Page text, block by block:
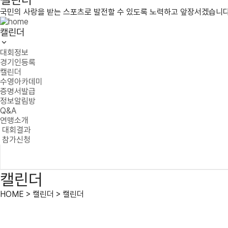
국민의 사랑을 받는 스포츠로 발전할 수 있도록 노력하고 앞장서겠습니
캘린더
대회정보
경기인등록
캘린더
수영아카데미
증명서발급
정보알림방
Q&A
연맹소개
대회결과
참가신청
캘린더
HOME > 캘린더 > 캘린더